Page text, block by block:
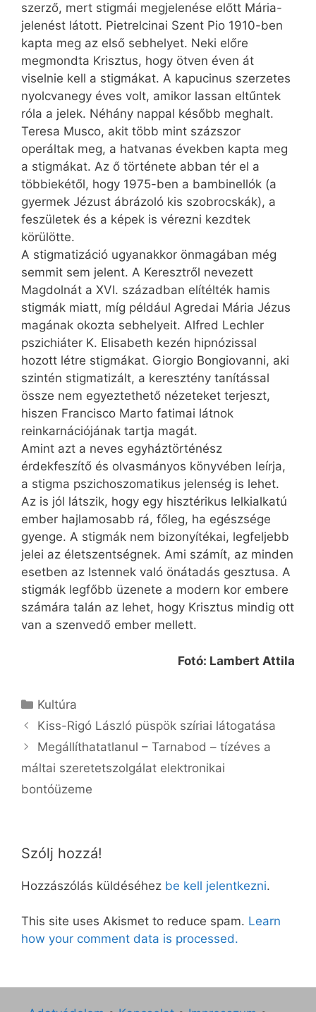
szerző, mert stigmái megjelenése előtt Mária-
jelenést látott. Pietrelcinai Szent Pio 1910-ben
kapta meg az első sebhelyet. Neki előre
megmondta Krisztus, hogy ötven éven át
viselnie kell a stigmákat. A kapucinus szerzetes
nyolcvanegy éves volt, amikor lassan eltűntek
róla a jelek. Néhány nappal később meghalt.
Teresa Musco, akit több mint százszor
operáltak meg, a hatvanas években kapta meg
a stigmákat. Az ő története abban tér el a
többiekétől, hogy 1975-ben a bambinellók (a
gyermek Jézust ábrázoló kis szobrocskák), a
feszületek és a képek is vérezni kezdtek
körülötte.
A stigmatizáció ugyanakkor önmagában még
semmit sem jelent. A Keresztről nevezett
Magdolnát a XVI. században elítélték hamis
stigmák miatt, míg például Agredai Mária Jézus
magának okozta sebhelyeit. Alfred Lechler
pszichiáter K. Elisabeth kezén hipnózissal
hozott létre stigmákat. Giorgio Bongiovanni, aki
szintén stigmatizált, a keresztény tanítással
össze nem egyeztethető nézeteket terjeszt,
hiszen Francisco Marto fatimai látnok
reinkarnációjának tartja magát.
Amint azt a neves egyháztörténész
érdekfeszítő és olvasmányos könyvében leírja,
a stigma pszichoszomatikus jelenség is lehet.
Az is jól látszik, hogy egy hisztérikus lelkialkatú
ember hajlamosabb rá, főleg, ha egészsége
gyenge. A stigmák nem bizonyítékai, legfeljebb
jelei az életszentségnek. Ami számít, az minden
esetben az Istennek való önátadás gesztusa. A
stigmák legfőbb üzenete a modern kor embere
számára talán az lehet, hogy Krisztus mindig ott
van a szenvedő ember mellett.
Fotó: Lambert Attila
Kategória
Kultúra
Kiss-Rigó László püspök szíriai látogatása
Megállíthatatlanul – Tarnabod – tízéves a
máltai szeretetszolgálat elektronikai
bontóüzeme
Szólj hozzá!
Hozzászólás küldéséhez be kell jelentkezni.
This site uses Akismet to reduce spam. Learn
how your comment data is processed.